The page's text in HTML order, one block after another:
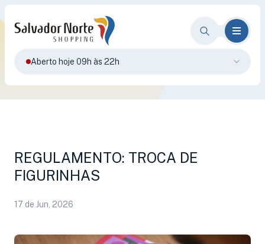
Aberto hoje 09h às 22h
REGULAMENTO: TROCA DE
FIGURINHAS
17 de Jun, 2026